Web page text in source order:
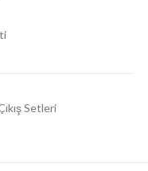
Setleri